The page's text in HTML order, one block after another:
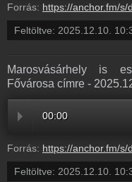
Forrás: https://anchor.fm/s/d4104cb0/podcast/play/112416293/
Feltöltve: 2025.12.10.
Marosvásárhely is
Fővárosa címre -
00:00
Forrás: https://anchor.fm/s/d4104cb0/podcast/play/112416293/
Feltöltve: 2025.12.10.